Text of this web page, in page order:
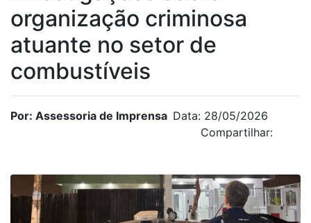
organização criminosa
atuante no setor de
combustíveis
Por: Assessoria de Imprensa Data: 28/05/2026
Compartilhar: